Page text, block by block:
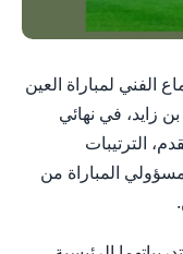
الفني لمباراة العين
زايد، في نهائي
الترتيبات
مسؤولي المباراة من